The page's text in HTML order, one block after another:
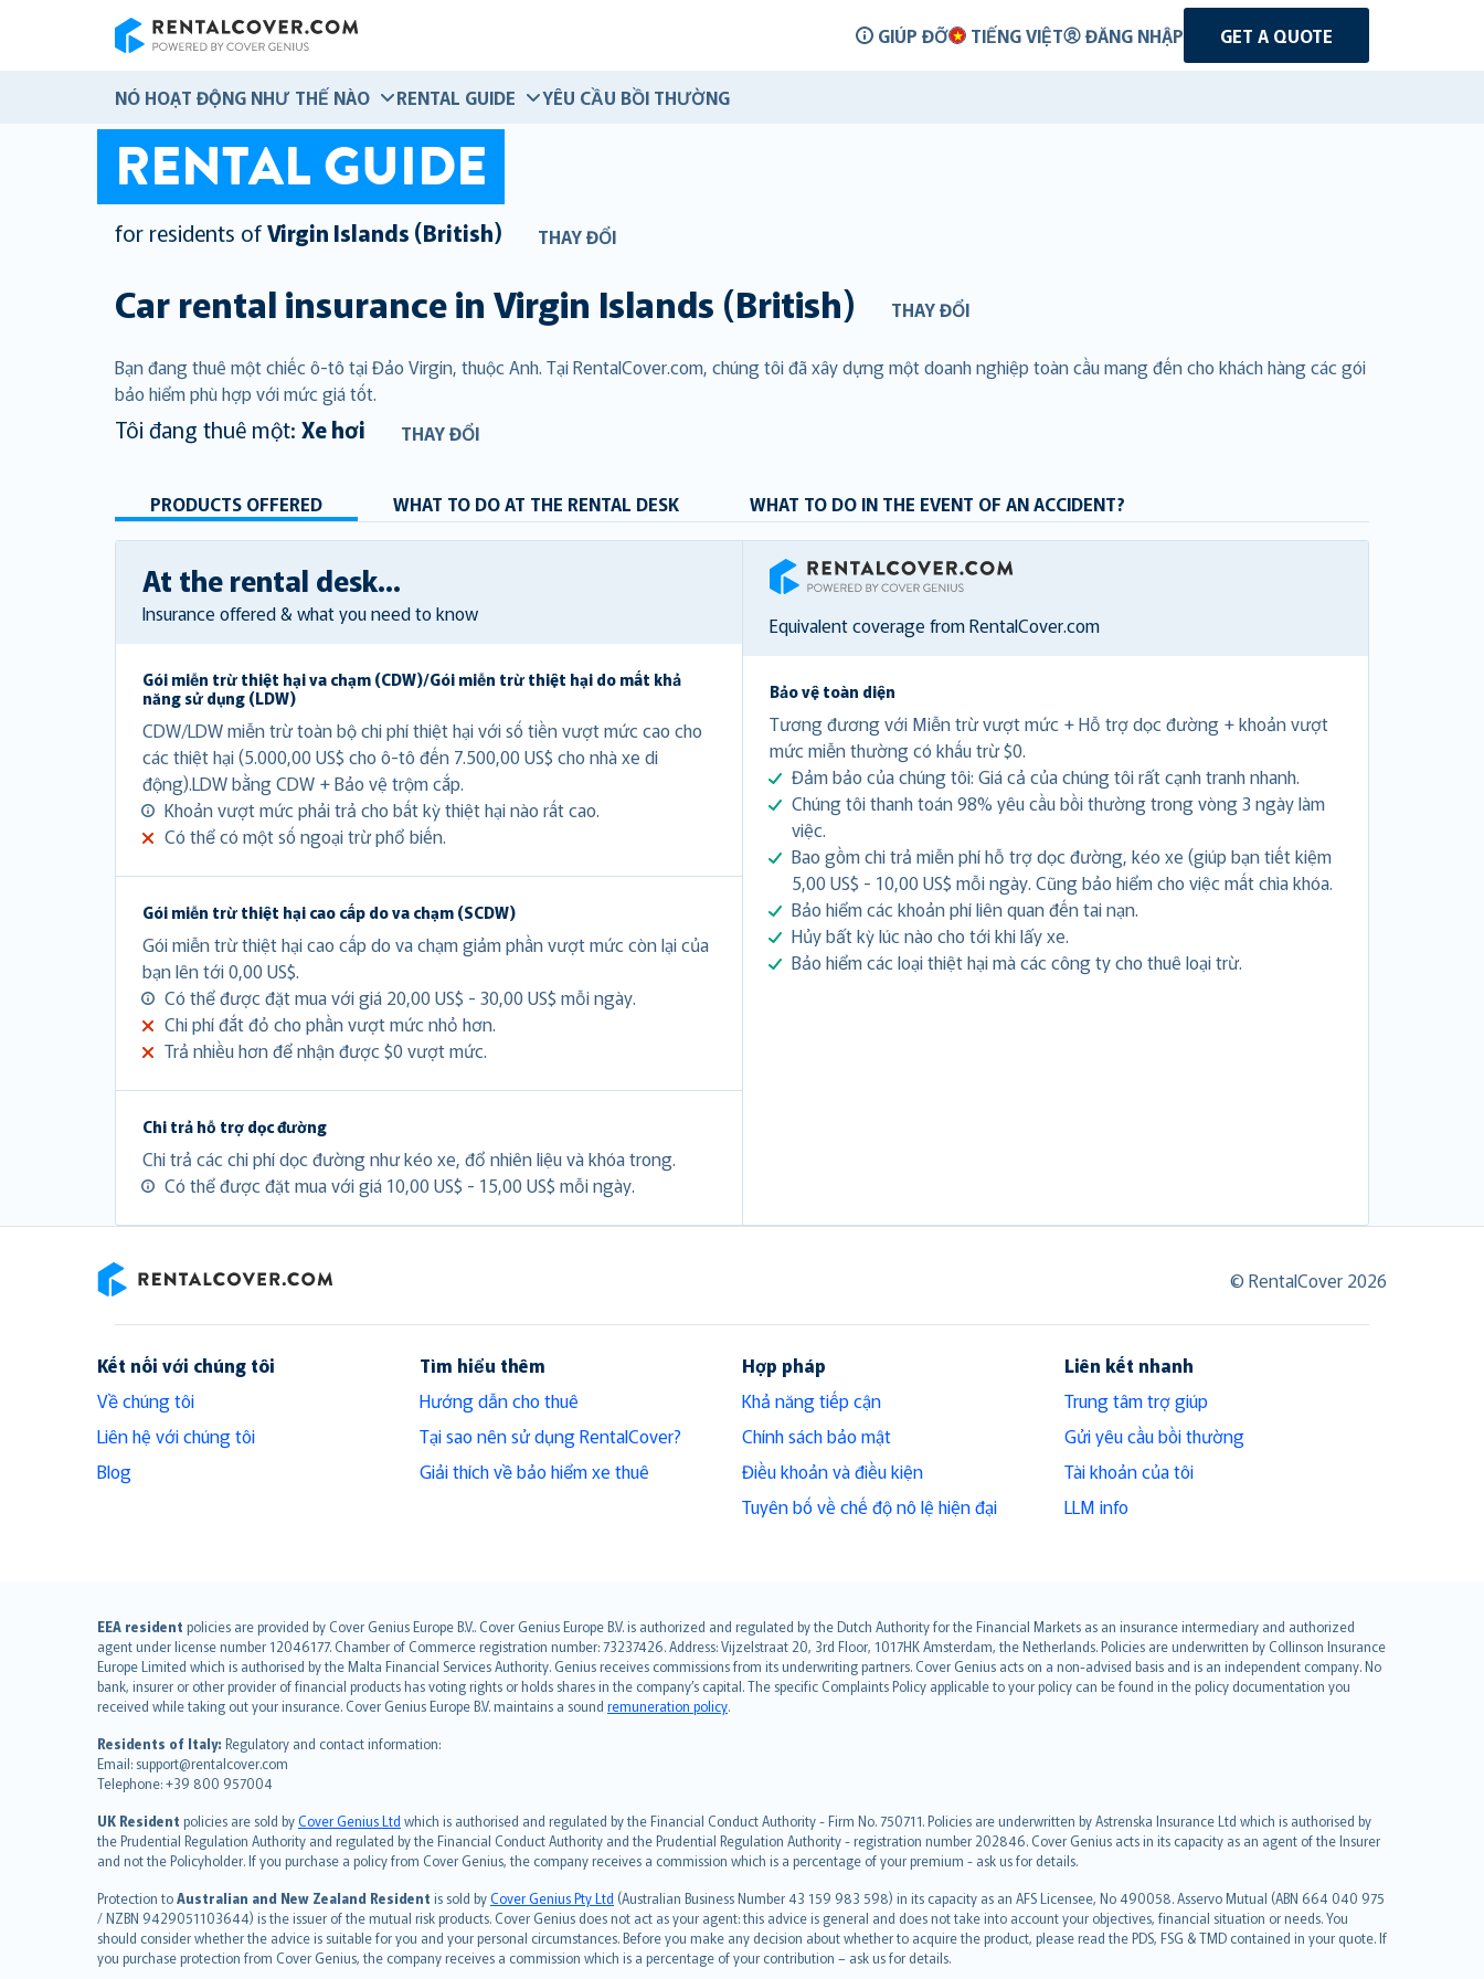
GIÚP ĐỠ TIẾNG VIỆT ĐĂNG NHẬP GET A QUOTE
NÓ HOẠT ĐỘNG NHƯ THẾ NÀO RENTAL GUIDE YÊU CẦU BỒI THƯỜNG
RENTAL GUIDE
for residents ofVirgin Islands (British) THAY ĐỔI
Car rental insurance inVirgin Islands (British) THAY ĐỔI
Bạn đang thuê một chiếc ô-tô tại Đảo Virgin, thuộc Anh. Tại RentalCover.com, chúng tôi đã xây dựng một doanh nghiệp toàn cầu mang đến cho khách hàng các gói
bảo hiểm phù hợp với mức giá tốt.
Tôi đang thuê một: Xe hơi THAY ĐỔI
PRODUCTS OFFERED WHAT TO DO AT THE RENTAL DESK WHAT TO DO IN THE EVENT OF AN ACCIDENT?
At the rental desk...
Insurance offered & what you need to know
Gói miễn trừ thiệt hại va chạm (CDW)/Gói miễn trừ thiệt hại do mất khả
năng sử dụng (LDW)
CDW/LDW miễn trừ toàn bộ chi phí thiệt hại với số tiền vượt mức cao cho
các thiệt hại (5.000,00 US$ cho ô-tô đến 7.500,00 US$ cho nhà xe di
động).LDW bằng CDW + Bảo vệ trộm cắp.
Khoản vượt mức phải trả cho bất kỳ thiệt hại nào rất cao.
Có thể có một số ngoại trừ phổ biến.
Gói miễn trừ thiệt hại cao cấp do va chạm (SCDW)
Gói miễn trừ thiệt hại cao cấp do va chạm giảm phần vượt mức còn lại của
bạn lên tới 0,00 US$.
Có thể được đặt mua với giá 20,00 US$ - 30,00 US$ mỗi ngày.
Chi phí đắt đỏ cho phần vượt mức nhỏ hơn.
Trả nhiều hơn để nhận được $0 vượt mức.
Chi trả hỗ trợ dọc đường
Chi trả các chi phí dọc đường như kéo xe, đổ nhiên liệu và khóa trong.
Có thể được đặt mua với giá 10,00 US$ - 15,00 US$ mỗi ngày.
RentalCover
Equivalent coverage from RentalCover.com
Bảo vệ toàn diện
Tương đương với Miễn trừ vượt mức + Hỗ trợ dọc đường + khoản vượt
mức miễn thường có khấu trừ $0.
Đảm bảo của chúng tôi: Giá cả của chúng tôi rất cạnh tranh nhanh.
Chúng tôi thanh toán 98% yêu cầu bồi thường trong vòng 3 ngày làm
việc.
Bao gồm chi trả miễn phí hỗ trợ dọc đường, kéo xe (giúp bạn tiết kiệm
5,00 US$ - 10,00 US$ mỗi ngày. Cũng bảo hiểm cho việc mất chìa khóa.
Bảo hiểm các khoản phí liên quan đến tai nạn.
Hủy bất kỳ lúc nào cho tới khi lấy xe.
Bảo hiểm các loại thiệt hại mà các công ty cho thuê loại trừ.
© RentalCover 2026
Kết nối với chúng tôi
Về chúng tôi
Liên hệ với chúng tôi
Blog
Tìm hiểu thêm
Hướng dẫn cho thuê
Tại sao nên sử dụng RentalCover?
Giải thích về bảo hiểm xe thuê
Hợp pháp
Khả năng tiếp cận
Chính sách bảo mật
Điều khoản và điều kiện
Tuyên bố về chế độ nô lệ hiện đại
Liên kết nhanh
Trung tâm trợ giúp
Gửi yêu cầu bồi thường
Tài khoản của tôi
LLM info
EEA resident policies are provided by Cover Genius Europe B.V.. Cover Genius Europe B.V. is authorized and regulated by the Dutch Authority for the Financial Markets as an insurance intermediary and authorized
agent under license number 12046177. Chamber of Commerce registration number: 73237426. Address: Vijzelstraat 20, 3rd Floor, 1017HK Amsterdam, the Netherlands. Policies are underwritten by Collinson Insurance
Europe Limited which is authorised by the Malta Financial Services Authority. Genius receives commissions from its underwriting partners. Cover Genius acts on a non-advised basis and is an independent company. No
bank, insurer or other provider of financial products has voting rights or holds shares in the company’s capital. The specific Complaints Policy applicable to your policy can be found in the policy documentation you
received while taking out your insurance. Cover Genius Europe B.V. maintains a sound remuneration policy.
Residents of Italy: Regulatory and contact information:
Email: support@rentalcover.com
Telephone: +39 800 957004
UK Resident policies are sold byCover Genius Ltd which is authorised and regulated by the Financial Conduct Authority - Firm No. 750711. Policies are underwritten by Astrenska Insurance Ltd which is authorised by
the Prudential Regulation Authority and regulated by the Financial Conduct Authority and the Prudential Regulation Authority - registration number 202846. Cover Genius acts in its capacity as an agent of the Insurer
and not the Policyholder. If you purchase a policy from Cover Genius, the company receives a commission which is a percentage of your premium - ask us for details.
Protection toAustralian and New Zealand Resident is sold byCover Genius Pty Ltd (Australian Business Number 43 159 983 598) in its capacity as an AFS Licensee, No 490058. Asservo Mutual (ABN 664 040 975
/ NZBN 9429051103644) is the issuer of the mutual risk products. Cover Genius does not act as your agent: this advice is general and does not take into account your objectives, financial situation or needs. You
should consider whether the advice is suitable for you and your personal circumstances. Before you make any decision about whether to acquire the product, please read the PDS, FSG & TMD contained in your quote. If
you purchase protection from Cover Genius, the company receives a commission which is a percentage of your contribution – ask us for details.
English (UK)
English (US)
Deutsch
français
Nederlands
español
italiano
简体中文
繁體中文
Português
polski
עברית
Português
svenska